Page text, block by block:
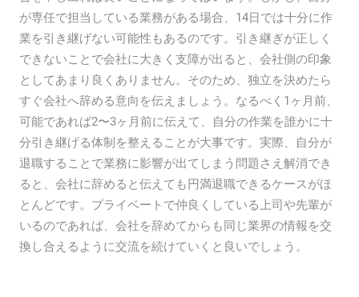
が専任で担当している業務がある場合、14日では十分に作
業を引き継げない可能性もあるのです。引き継ぎが正しく
できないことで会社に大きく支障が出ると、会社側の印象
としてあまり良くありません。そのため、独立を決めたら
すぐ会社へ辞める意向を伝えましょう。なるべく1ヶ月前、
可能であれば2〜3ヶ月前に伝えて、自分の作業を誰かに十
分引き継げる体制を整えることが大事です。実際、自分が
退職することで業務に影響が出てしまう問題さえ解消でき
ると、会社に辞めると伝えても円満退職できるケースがほ
とんどです。プライベートで仲良くしている上司や先輩が
いるのであれば、会社を辞めてからも同じ業界の情報を交
換し合えるように交流を続けていくと良いでしょう。